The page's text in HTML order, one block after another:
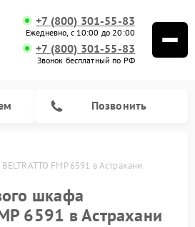
+7 (800) 301-55-83
Ежедневно, с 10:00 до 20:00
+7 (800) 301-55-83
Звонок бесплатный по РФ
Позвонить
FMP 6591 в Астрахани
шкафа
6591 в Астрахани